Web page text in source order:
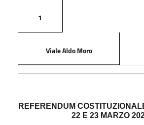
1
Viale Aldo Moro
REFERENDUM
22 E 23 MARZO